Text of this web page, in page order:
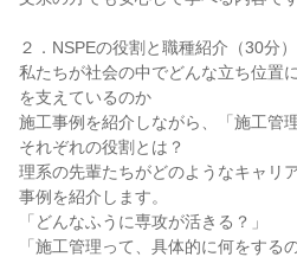
２．NSPEの役割と職種紹介（30分）
私たちが社会の中でどんな立ち位置
を支えているのか
施工事例を紹介しながら、「施工管
それぞれの役割とは？
理系の先輩たちがどのようなキャリ
事例を紹介します。
「どんなふうに専攻が活きる？」
「施工管理って、具体的に何をするの